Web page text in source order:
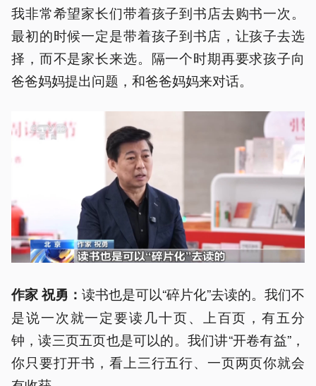
我非常希望家长们带着孩子到书店去购书一次。
最初的时候一定是带着孩子到书店，让孩子去选
择，而不是家长来选。隔一个时期再要求孩子向
爸爸妈妈提出问题，和爸爸妈妈来对话。
作家 祝勇： 读书也是可以“碎片化”去读的。我们不
是说一次就一定要读几十页、上百页，有五分
钟，读三页五页也是可以的。我们讲“开卷有益”，
你只要打开书，看上三行五行、一页两页你就会